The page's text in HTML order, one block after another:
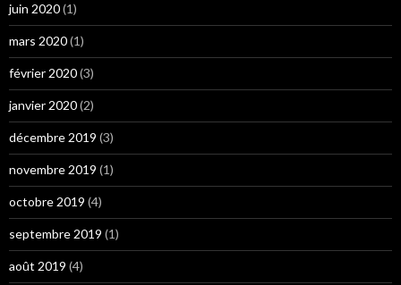
juin 2020(1)
mars 2020(1)
février 2020(3)
janvier 2020(2)
décembre 2019 (3)
novembre 2019 (1)
octobre 2019 (4)
septembre 2019 (1)
août 2019 (4)